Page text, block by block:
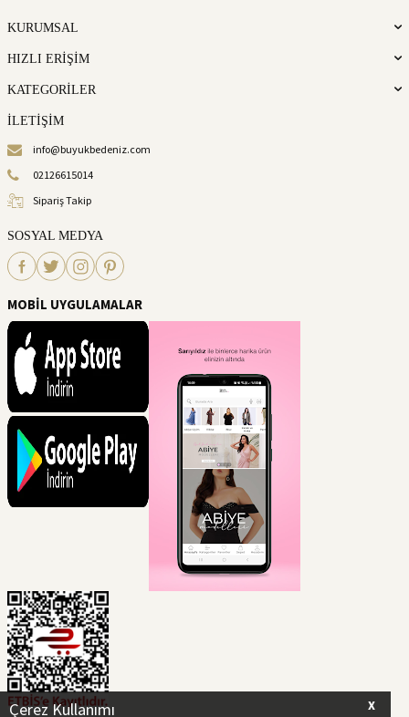
X
Çerez Kullanımı
KURUMSAL
HIZLI ERİŞİM
KATEGORİLER
İLETİŞİM
info@buyukbedeniz.com
02126615014
Sipariş Takip
SOSYAL MEDYA
MOBİL UYGULAMALAR